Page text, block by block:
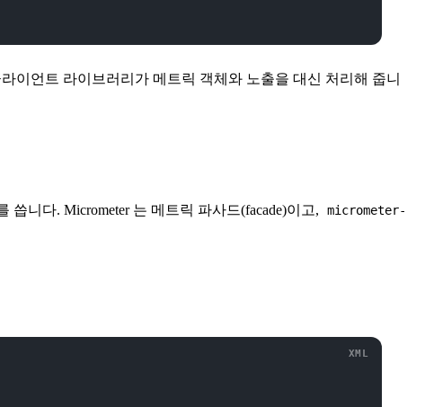
이언트 라이브러리가 메트릭 객체와 노출을 대신 처리해 줍니
씁니다. Micrometer 는 메트릭 파사드(facade)이고,
micrometer-